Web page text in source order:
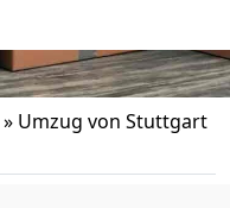
» Umzug von Stuttgart